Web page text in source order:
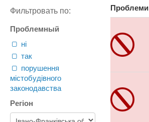
Фильтровать по:
Проблемный
ні
так
порушення
містобудівного
законодавства
Регіон
Проблеми